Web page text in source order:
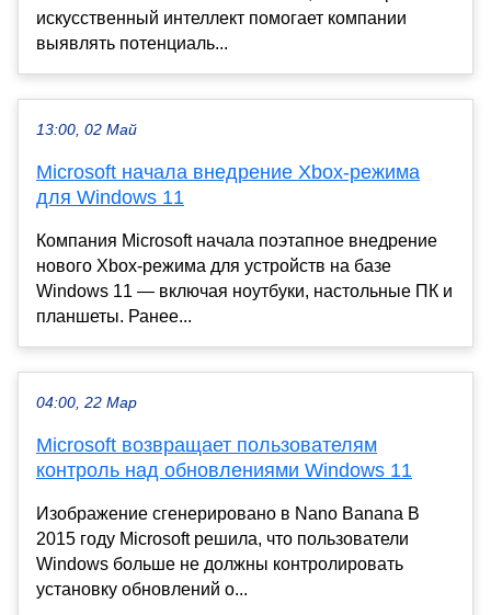
искусственный интеллект помогает компании
выявлять потенциаль...
13:00, 02 Май
Microsoft начала внедрение Xbox-режима
для Windows 11
Компания Microsoft начала поэтапное внедрение
нового Xbox-режима для устройств на базе
Windows 11 — включая ноутбуки, настольные ПК и
планшеты. Ранее...
04:00, 22 Мар
Microsoft возвращает пользователям
контроль над обновлениями Windows 11
Изображение сгенерировано в Nano Banana В
2015 году Microsoft решила, что пользователи
Windows больше не должны контролировать
установку обновлений о...